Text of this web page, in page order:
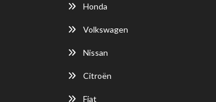
Honda
Volkswagen
Nissan
Citroën
Fiat